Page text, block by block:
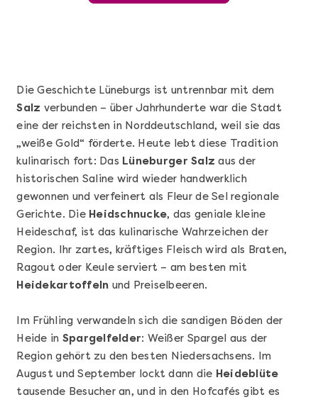
Mehr anzeigen
Wunderschöner Weinabend
Die Geschichte Lüneburgs ist untrennbar mit dem
Salz verbunden – über Jahrhunderte war die Stadt
eine der reichsten in Norddeutschland, weil sie das
„weiße Gold“ förderte. Heute lebt diese Tradition
kulinarisch fort: Das Lüneburger Salz aus der
historischen Saline wird wieder handwerklich
gewonnen und verfeinert als Fleur de Sel regionale
Gerichte. Die Heidschnucke, das geniale kleine
Heideschaf, ist das kulinarische Wahrzeichen der
Region. Ihr zartes, kräftiges Fleisch wird als Braten,
Ragout oder Keule serviert – am besten mit
Heidekartoffeln und Preiselbeeren.
Im Frühling verwandeln sich die sandigen Böden der
Heide in Spargelfelder: Weißer Spargel aus der
Region gehört zu den besten Niedersachsens. Im
August und September lockt dann die Heideblüte
tausende Besucher an, und in den Hofcafés gibt es